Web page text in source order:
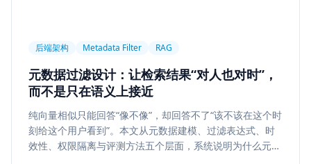
后端架构 Metadata Filter RAG
元数据过滤设计：让检索结果“对人也对时”，
而不是只在语义上接近
纯向量相似只能回答“像不像”，却回答不了“该不该在这个时
刻给这个用户看到”。本文从元数据建模、过滤表达式、时
效性、权限隔离与评测方法五个层面，系统说明为什么元数